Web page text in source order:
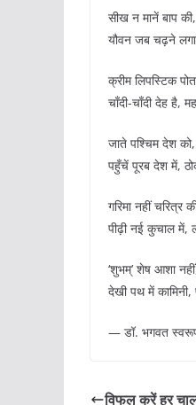
सीख न मानें बाप
यौवन जब चढ़ने
क्रीम लिपस्टिक
चाँदी-चाँदी देह है,
जाते पश्चिम देश
पहुँचें पूरब देश में,
गरिमा नहीं चरित्र
पीढ़ी नई कुचाल में,
‘शुभम्’ शेष आशा
देखी पथ में
— डॉ. भगवत स्वरूप
विफल करें हर